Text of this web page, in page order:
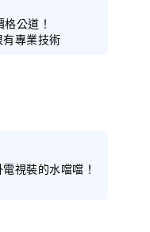
格公道！
專業技術
視裝的水噹噹！